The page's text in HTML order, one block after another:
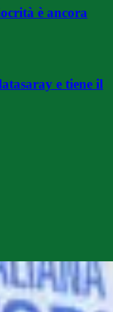
è ancora
e tiene il